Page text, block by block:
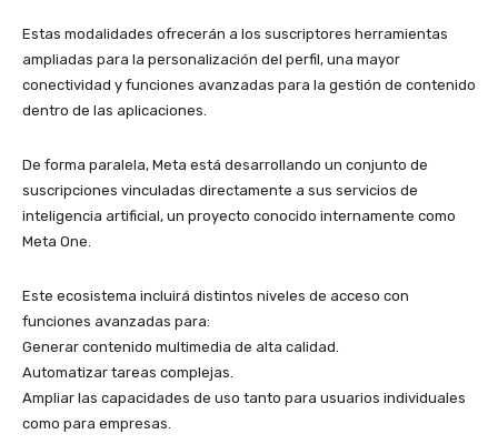
​Estas modalidades ofrecerán a los suscriptores herramientas
ampliadas para la personalización del perfil, una mayor
conectividad y funciones avanzadas para la gestión de contenido
dentro de las aplicaciones.
​De forma paralela, Meta está desarrollando un conjunto de
suscripciones vinculadas directamente a sus servicios de
inteligencia artificial, un proyecto conocido internamente como
Meta One.
​Este ecosistema incluirá distintos niveles de acceso con
funciones avanzadas para:
​Generar contenido multimedia de alta calidad.
​Automatizar tareas complejas.
​Ampliar las capacidades de uso tanto para usuarios individuales
como para empresas.